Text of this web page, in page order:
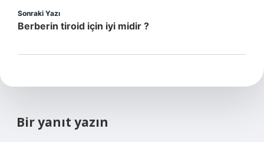
Sonraki Yazı
Berberin tiroid için iyi midir ?
Bir yanıt yazın